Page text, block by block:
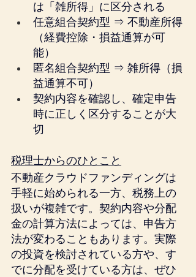
は「雑所得」に区分される
任意組合契約型 ⇒ 不動産所得
（経費控除・損益通算が可
能）
匿名組合契約型 ⇒ 雑所得（損
益通算不可）
契約内容を確認し、確定申告
時に正しく区分することが大
切
税理士からのひとこと
不動産クラウドファンディングは
手軽に始められる一方、税務上の
扱いが複雑です。契約内容や分配
金の計算方法によっては、申告方
法が変わることもあります。実際
の投資を検討されている方や、す
でに分配を受けている方は、ぜひ